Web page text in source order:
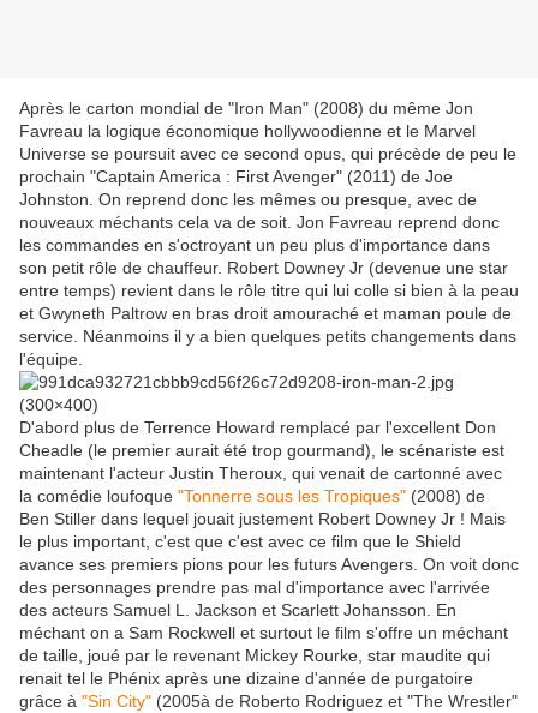
Après le carton mondial de "Iron Man" (2008) du même Jon
Favreau la logique économique hollywoodienne et le Marvel
Universe se poursuit avec ce second opus, qui précède de peu le
prochain "Captain America : First Avenger" (2011) de Joe
Johnston. On reprend donc les mêmes ou presque, avec de
nouveaux méchants cela va de soit. Jon Favreau reprend donc
les commandes en s'octroyant un peu plus d'importance dans
son petit rôle de chauffeur. Robert Downey Jr (devenue une star
entre temps) revient dans le rôle titre qui lui colle si bien à la peau
et Gwyneth Paltrow en bras droit amouraché et maman poule de
service. Néanmoins il y a bien quelques petits changements dans
l'équipe.
D'abord plus de Terrence Howard remplacé par l'excellent Don
Cheadle (le premier aurait été trop gourmand), le scénariste est
maintenant l'acteur Justin Theroux, qui venait de cartonné avec
la comédie loufoque "Tonnerre sous les Tropiques" (2008) de
Ben Stiller dans lequel jouait justement Robert Downey Jr ! Mais
le plus important, c'est que c'est avec ce film que le Shield
avance ses premiers pions pour les futurs Avengers. On voit donc
des personnages prendre pas mal d'importance avec l'arrivée
des acteurs Samuel L. Jackson et Scarlett Johansson. En
méchant on a Sam Rockwell et surtout le film s'offre un méchant
de taille, joué par le revenant Mickey Rourke, star maudite qui
renait tel le Phénix après une dizaine d'année de purgatoire
grâce à "Sin City" (2005à de Roberto Rodriguez et "The Wrestler"